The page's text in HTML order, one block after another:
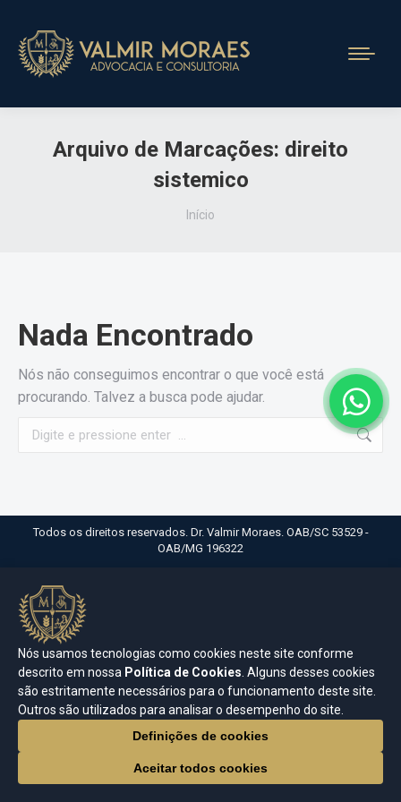
Arquivo de Marcações: direito
sistemico
Você está aqui:
Início
Nada Encontrado
Nós não conseguimos encontrar o que você está
procurando. Talvez a busca pode ajudar.
Search:
Todos os direitos reservados. Dr. Valmir Moraes. OAB/SC 53529 -
OAB/MG 196322
Nós usamos tecnologias como cookies neste site conforme
descrito em nossa Política de Cookies . Alguns desses cookies
são estritamente necessários para o funcionamento deste site.
Outros são utilizados para analisar o desempenho do site.
Definições de cookies
Aceitar todos cookies